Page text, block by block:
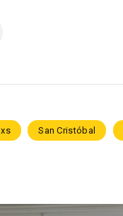
San Cristóbal